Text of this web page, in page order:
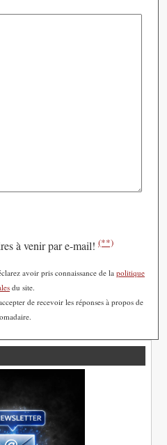
à venir par e-mail! (**)
avoir pris connaissance de la politique
du site.
de recevoir les réponses à propos de